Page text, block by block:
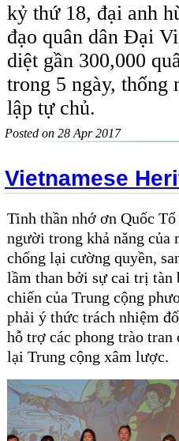
kỷ thứ 18, đại anh
đạo quân dân Đại
diệt gần 300,000
trong 5 ngày,
lập tự chủ.
Posted on 28 Apr 2017
Vietnamese
Tinh thần nhớ ơn Quốc
người trong khả năng của
chống lại cường quyền,
lầm than bởi sự cai trị tàn
chiến của Trung cộng
phải ý thức trách nhiệm
hỗ trợ các phong trào
lại Trung cộng xâm lược.